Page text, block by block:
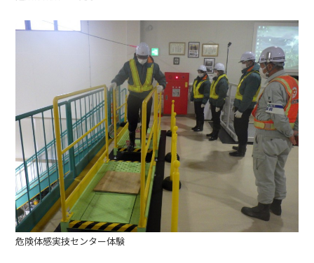
危険体感実技センター体験